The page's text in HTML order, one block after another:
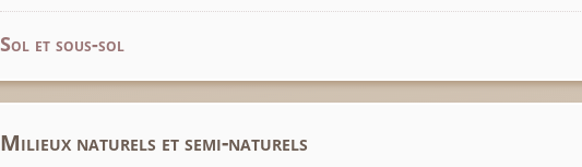
Sol et sous-sol
Milieux naturels et semi-naturels